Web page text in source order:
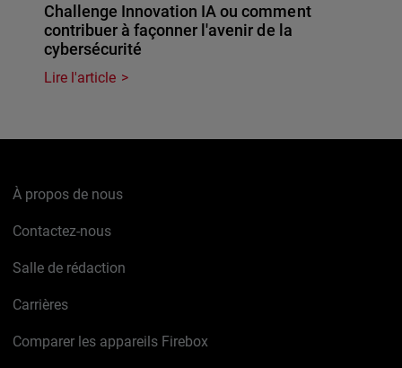
Challenge Innovation IA ou comment
contribuer à façonner l'avenir de la
cybersécurité
Lire l'article
À propos de nous
Contactez-nous
Salle de rédaction
Carrières
Comparer les appareils Firebox